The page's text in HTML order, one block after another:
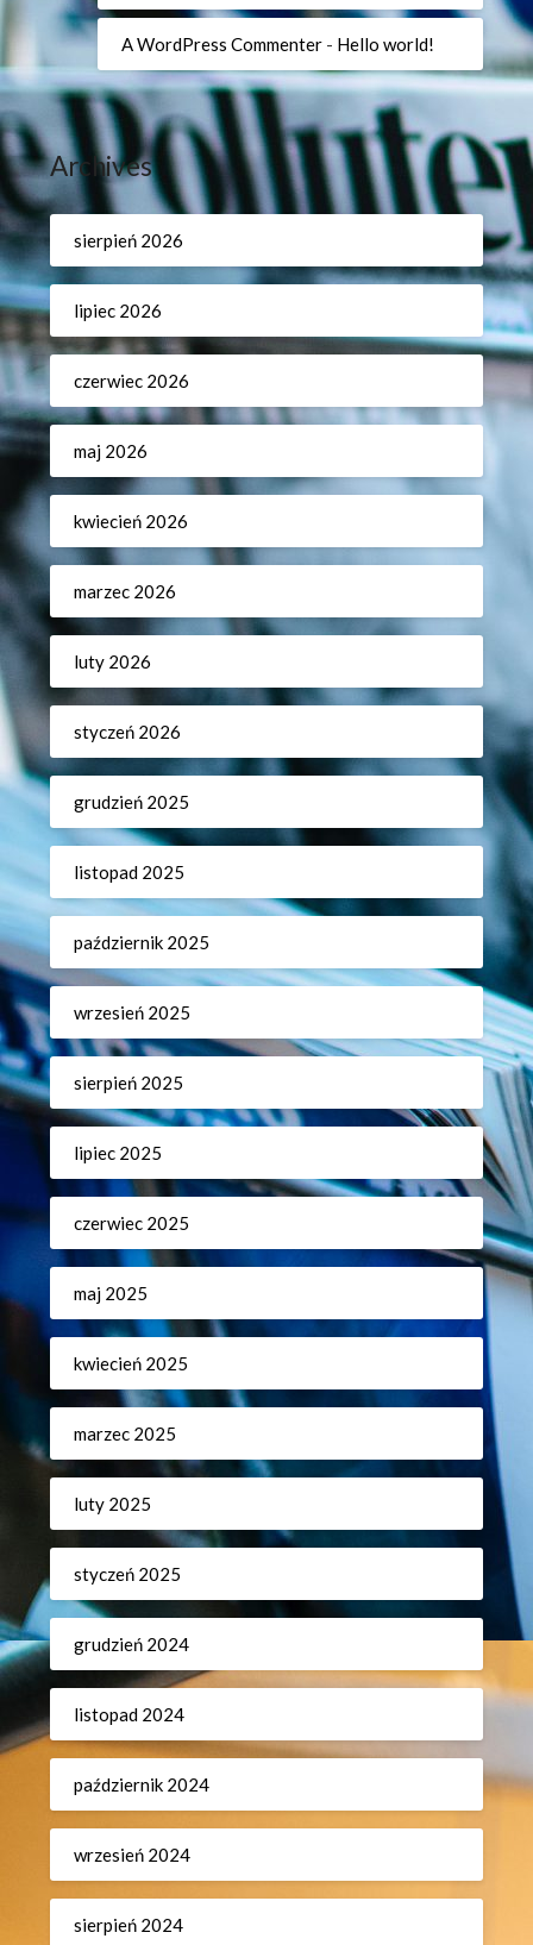
A WordPress Commenter - Hello world!
Archives
sierpień 2026
lipiec 2026
czerwiec 2026
maj 2026
kwiecień 2026
marzec 2026
luty 2026
styczeń 2026
grudzień 2025
listopad 2025
październik 2025
wrzesień 2025
sierpień 2025
lipiec 2025
czerwiec 2025
maj 2025
kwiecień 2025
marzec 2025
luty 2025
styczeń 2025
grudzień 2024
listopad 2024
październik 2024
wrzesień 2024
sierpień 2024